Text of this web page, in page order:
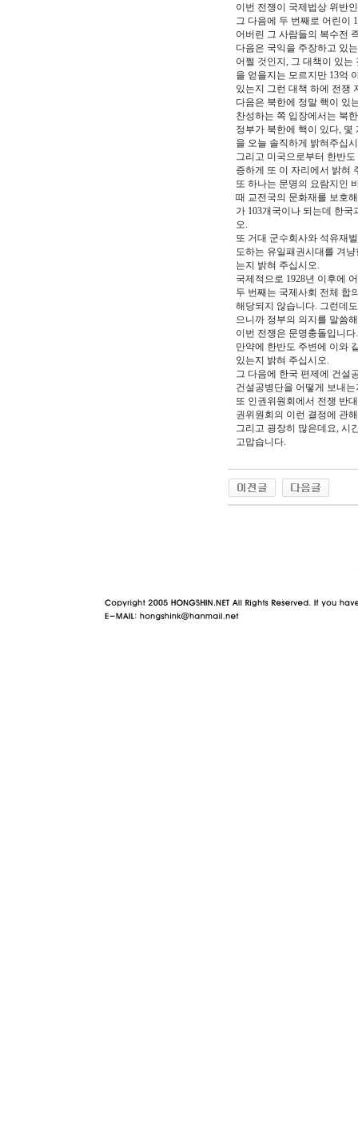
이번 전쟁이 국제법상 위반
그 다음에 두 번째로 어린이
어버린 그 사람들의 복수전
다음은 국익을 주장하고 있
어쩔 것인지, 그 대책이 있
을 얻을지는 모르지만 13억
있는지 그런 대책 하에 전쟁
다음은 북한에 정말 핵이 있
찬성하는 쪽 입장에서는 북
정부가 북한에 핵이 있다,
을 오늘 솔직하게 밝혀주십
그리고 미국으로부터 한반
증하게 또 이 자리에서 밝혀
또 하나는 문명의 요람지인
때 교전국의 문화재를 보호
가 103개국이나 되는데 한
오.
또 거대 군수회사와 석유재
도하는 유일패권시대를 겨
는지 밝혀 주십시오.
국제적으로 1928년 이후에
두 번째는 국제사회 전체 합
해당되지 않습니다. 그런데
으니까 정부의 의지를 말씀
이번 전쟁은 문명충돌입니
만약에 한반도 주변에 이와
있는지 밝혀 주십시오.
그 다음에 한국 편제에 건설
건설공병단을 어떻게 보내
또 인권위원회에서 전쟁 반
권위원회의 이런 결정에 관
그리고 굉장히 많은데요, 시
고맙습니다.